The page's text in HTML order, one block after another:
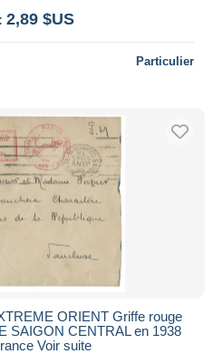
2,89 $US
Particulier
ORIENT Griffe rouge
SAIGON CENTRAL en 1938
Voir suite